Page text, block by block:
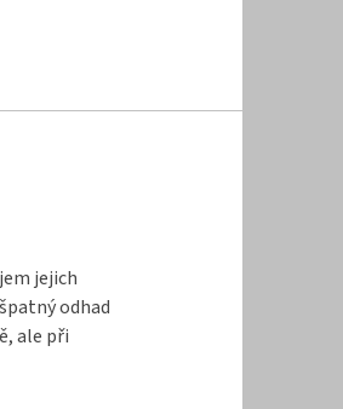
jejich
odhad
ale při